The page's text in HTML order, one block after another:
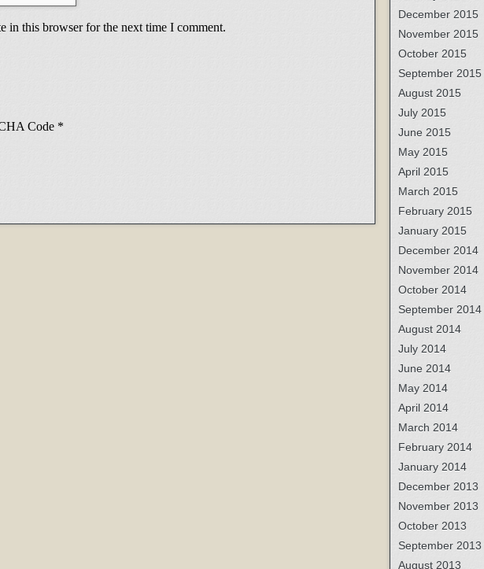
in this browser for the next time I comment.
Code *
December 2015
November 2015
October 2015
September 2015
August 2015
July 2015
June 2015
May 2015
April 2015
March 2015
February 2015
January 2015
December 2014
November 2014
October 2014
September 2014
August 2014
July 2014
June 2014
May 2014
April 2014
March 2014
February 2014
January 2014
December 2013
November 2013
October 2013
September 2013
August 2013